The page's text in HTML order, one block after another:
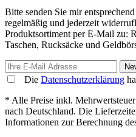
Bitte senden Sie mir
regelmäßig und jederzeit
Produktsortiment per E-Mail zu:
Taschen, Rucksäcke und
Die Datenschutzerklärung
* Alle Preise inkl.
nach Deutschland. Die
Informationen zur Berechnung